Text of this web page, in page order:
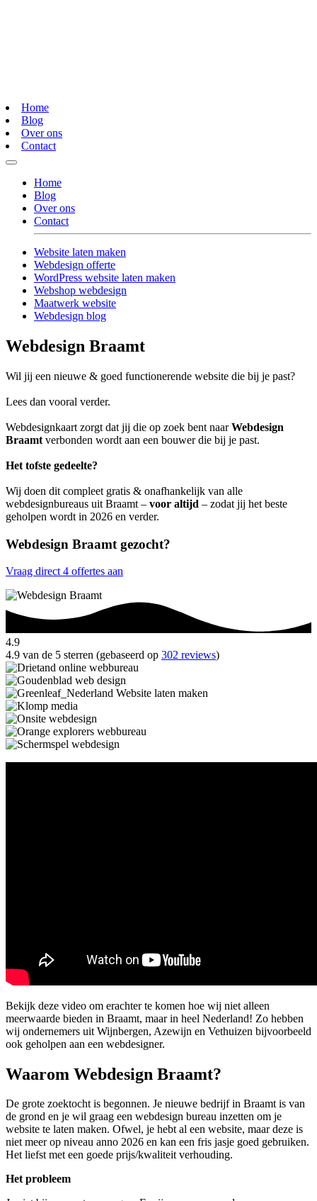
Home
Blog
Over ons
Contact
Home
Blog
Over ons
Contact
Website laten maken
Webdesign offerte
WordPress website laten maken
Webshop webdesign
Maatwerk website
Webdesign blog
Webdesign Braamt
Wil jij een nieuwe & goed functionerende website die bij je past?
Lees dan vooral verder.
Webdesignkaart zorgt dat jij die op zoek bent naarWebdesign
Braamt verbonden wordt aan een bouwer die bij je past.
Het tofste gedeelte?
Wij doen dit compleet gratis & onafhankelijk van alle
webdesignbureaus uit Braamt – voor altijd – zodat jij het beste
geholpen wordt in 2026 en verder.
Webdesign Braamt gezocht?
Vraag direct 4 offertes aan
4.9
4.9 van de 5 sterren (gebaseerd op 302 reviews)
Bekijk deze video om erachter te komen hoe wij niet alleen
meerwaarde bieden in Braamt, maar in heel Nederland! Zo hebben
wij ondernemers uit Wijnbergen, Azewijn en Vethuizen bijvoorbeeld
ook geholpen aan een webdesigner.
Waarom Webdesign Braamt?
De grote zoektocht is begonnen. Je nieuwe bedrijf in Braamt is van
de grond en je wil graag een webdesign bureau inzetten om je
website te laten maken. Ofwel, je hebt al een website, maar deze is
niet meer op niveau anno 2026 en kan een fris jasje goed gebruiken.
Het liefst met een goede prijs/kwaliteit verhouding.
Het probleem